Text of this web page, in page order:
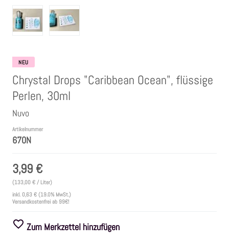
Embossing Pulver WOW
Kartendeko Embellishments
Präge-, Universal- Maskierschablonen
Papiere
Farben
NEU
Chrystal Drops "Caribbean Ocean", flüssige
Perlen, 30ml
Nuvo
Artikelnummer
670N
3,99 €
(133,00 € / Liter)
inkl. 0,63 € (19.0% MwSt.)
Versandkostenfrei ab 99€!
Zum Merkzettel hinzufügen